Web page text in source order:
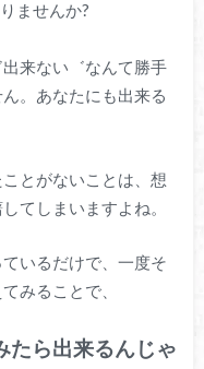
ませんか?
来ない゛なんて勝手
。あなたにも出来る
とがないことは、想
てしまいますよね。
いるだけで、一度そ
みることで、
たら出来るんじゃ